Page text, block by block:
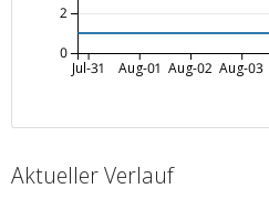
Jul-31 Aug-01 Aug-02 Aug-03
0
2
Aktueller Verlauf